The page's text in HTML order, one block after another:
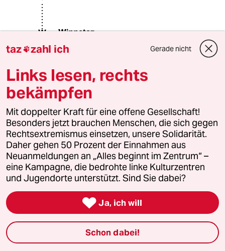
W Winnetaz
19.08.2021
Ganz genau. Die Antwort muss
lauten: sowohl als auch. Je mehr
Angebote zur Impfung gemacht
werden, desto besser. Wer nicht will,
der hat schon!
meistkommentiert
1 Krise der Demokratie
AfD-Wählen als Triebabfuhr
2 Streit um Rente mit 63
taz zahl ich Gerade nicht
Links lesen, rechts
bekämpfen
Mit doppelter Kraft für eine offene Gesellschaft!
Besonders jetzt brauchen Menschen, die sich gegen
Rechtsextremismus einsetzen, unsere Solidarität.
Daher gehen 50 Prozent der Einnahmen aus
Neuanmeldungen an „Alles beginnt im Zentrum“ –
eine Kampagne, die bedrohte linke Kulturzentren
und Jugendorte unterstützt. Sind Sie dabei?
 Ja, ich will
Schon dabei!